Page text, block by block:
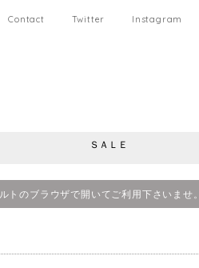
Contact Twitter Instagram
ＳＡＬＥ
のブラウザで開いてご利用下さいませ。